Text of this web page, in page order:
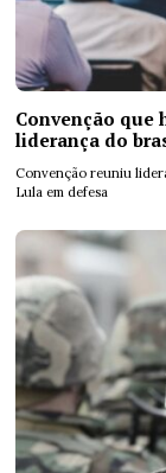
Convenção
liderança do
Convenção reuniu
Lula em defesa